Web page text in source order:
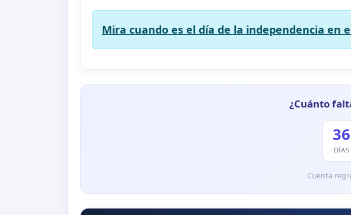
Mira cuando es el día de la independencia en
¿Cuánto
36
DÍAS
Cuenta